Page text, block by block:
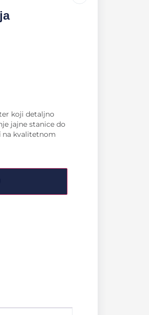
koji detaljno
jajne stanice do
na kvalitetnom